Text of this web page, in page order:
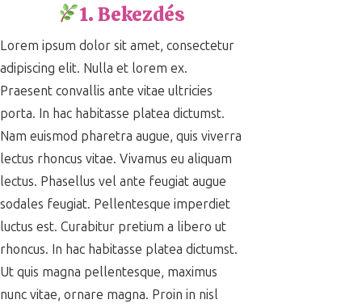
1. Bekezdés
Lorem ipsum dolor sit amet, consectetur
adipiscing elit. Nulla et lorem ex.
Praesent convallis ante vitae ultricies
porta. In hac habitasse platea dictumst.
Nam euismod pharetra augue, quis viverra
lectus rhoncus vitae. Vivamus eu aliquam
lectus. Phasellus vel ante feugiat augue
sodales feugiat. Pellentesque imperdiet
luctus est. Curabitur pretium a libero ut
rhoncus. In hac habitasse platea dictumst.
Ut quis magna pellentesque, maximus
nunc vitae, ornare magna. Proin in nisl